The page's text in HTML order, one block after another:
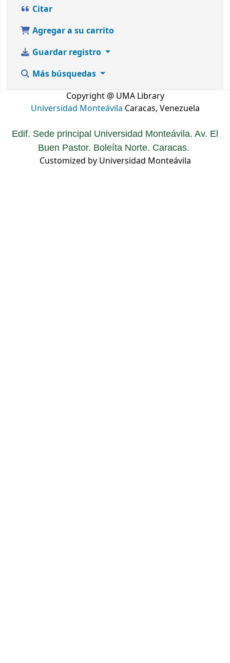
Citar
Agregar a su carrito
Guardar registro
Más búsquedas
Copyright @ UMA Library
Universidad Monteávila Caracas, Venezuela
Edif. Sede principal Universidad Monteávila. Av. El
Buen Pastor. Boleíta Norte. Caracas.
Customized by Universidad Monteávila